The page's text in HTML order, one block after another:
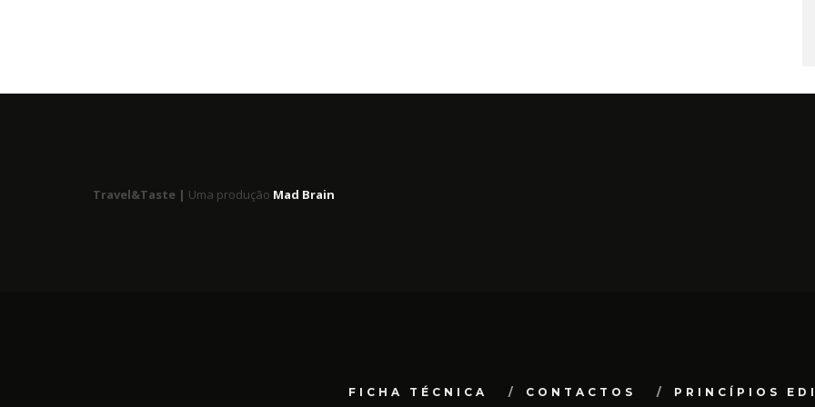
Travel&Taste | Uma produção Mad Brain
FICHA TÉCNICA CONTACTOS PRINCÍPIOS